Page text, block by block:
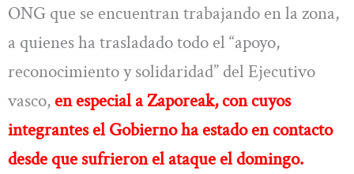
ONG que se encuentran trabajando en la zona,
a quienes ha trasladado todo el “apoyo,
reconocimiento y solidaridad” del Ejecutivo
vasco,en especial a Zaporeak, con cuyos
integrantes el Gobierno ha estado en contacto
desde que sufrieron el ataque el domingo.